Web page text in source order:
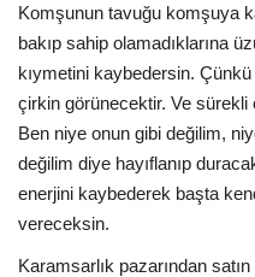
Gaziantep..
Komşunun tavuğu komşuya
bakıp sahip olamadıklarına
kıymetini kaybedersin.
çirkin görünecektir. Ve
Ben niye onun gibi değilim,
değilim diye hayıflanıp
enerjini kaybederek başta
vereceksin.
Karamsarlık pazarından